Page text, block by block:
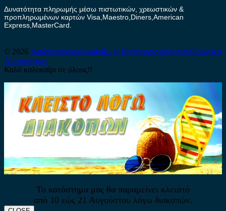
Δυνατότητα πληρωμής μέσω πιστωτικών, χρεωστικών &
προπληρωμένων καρτών Visa,Maestro,Diners,American
Express,MasterCard.
© 2026 metaxirismenaantalaktika.grΜεταχειρισμένα Ανταλλακτικά
Αυτοκινήτων
Καλό καλοκαίρι σε όλους!!
Το κατάστημα μας θα παραμείνει κλειστό
από 10 εώς 21 Αυγούστου λόγω διακοπών.